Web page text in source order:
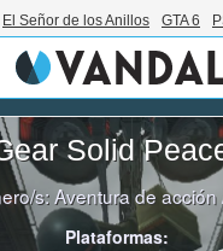
El Señor de los Anillos GTA 6
Solid
s:Aventura de acción
Plataformas: